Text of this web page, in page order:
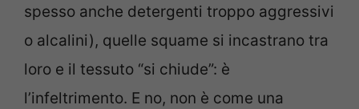
spesso anche detergenti troppo aggressivi
o alcalini), quelle squame si incastrano tra
loro e il tessuto “si chiude”: è
l’infeltrimento. E no, non è come una